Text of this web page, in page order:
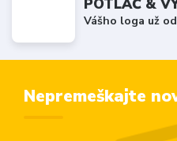
Vášho loga už
Nepremeškajte